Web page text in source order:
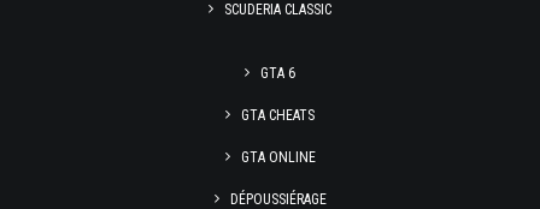
SCUDERIA CLASSIC
GTA 6
GTA CHEATS
GTA ONLINE
DÉPOUSSIÉRAGE